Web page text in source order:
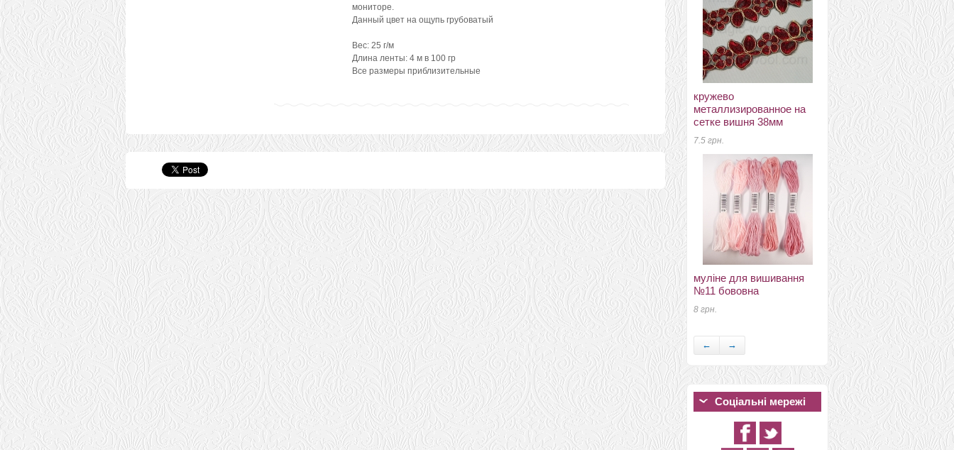
кружево
металлизированное на
сетке вишня 38мм
7.5 грн.
муліне для вишивання
№11 бововна
8 грн.
очі для іграшек
подвижные цветные
красные 10мм
7.2 грн.
пуговицы декоративные
цветок в точечку 5
1.3 грн.
← →
Соціальні мережі
мониторе.
Данный цвет на ощупь грубоватый
Вес: 25 г/м
Длина ленты: 4 м в 100 гр
Все размеры приблизительные